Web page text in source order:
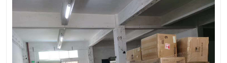
巴西快递
深圳DHL国际快递 伊朗快递
UPS国际快递 深圳国际快递公司